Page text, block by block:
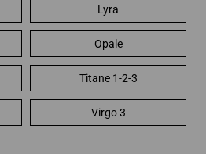
Lyra
Opale
Titane 1-2-3
Virgo 3